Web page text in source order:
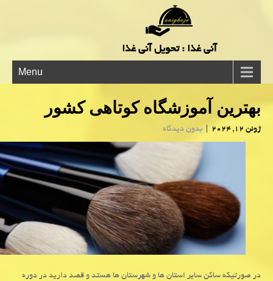
آنی غذا : تحویل آنی غذا
Menu
بهترین آموزشگاه کوتاهی کشور
ژوئن 12, 2024 | بدون دیدگاه
در صورتیکه ساکن سایر استان ها و شهرستان ها هستد و قصد دارید در دوره